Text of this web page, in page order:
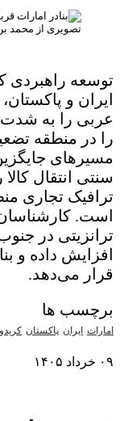
تصویری از محمد
توسعه راهبردی
ایران و
عربی را به
را در منطقه
مسیرهای
سنتی انتقال
ترافیک تجاری
است.
ترانزیتی در
افزایش داده و
قرار می‌دهد.
برچسب ها
امارات ایران پاکستان
۰۹ خرداد ۱۴۰۵